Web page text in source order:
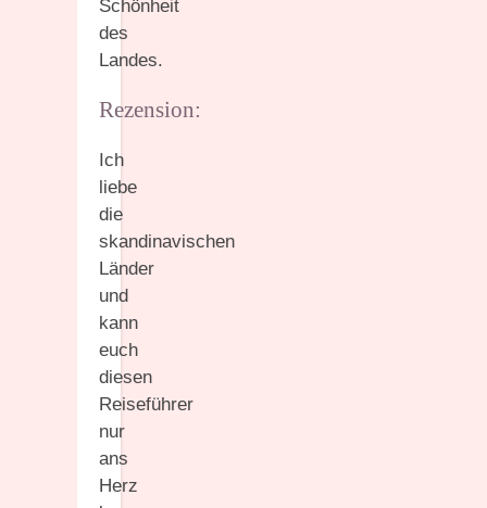
Schönheit
des
Landes.
Rezension:
Ich
liebe
die
skandinavischen
Länder
und
kann
euch
diesen
Reiseführer
nur
ans
Herz